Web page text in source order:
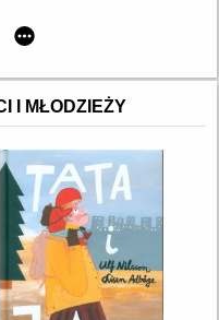
I MŁODZIEŻY